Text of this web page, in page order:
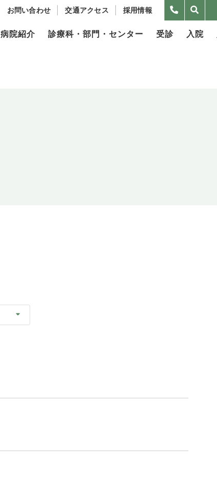
お問い合わせ 交通アクセス 採用情報
病院紹介 診療科・部門・センター 受診 入院